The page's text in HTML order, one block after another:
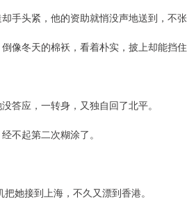
手头紧，他的资助就悄没声地送到，不张
像冬天的棉袄，看着朴实，披上却能挡住
答应，一转身，又独自回了北平。
不起第二次糊涂了。
她接到上海，不久又漂到香港。